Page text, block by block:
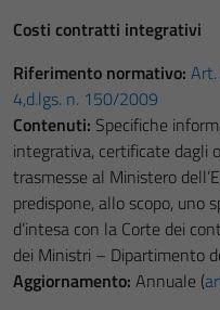
Costi contratti integrativi
Riferimento normativo:
4,d.lgs. n. 150/2009
Contenuti: Specifiche
integrativa, certificate dagli
trasmesse al Ministero
predispone, allo scopo, uno
d’intesa con la Corte dei
dei Ministri – Dipartimento
Aggiornamento: Annuale (